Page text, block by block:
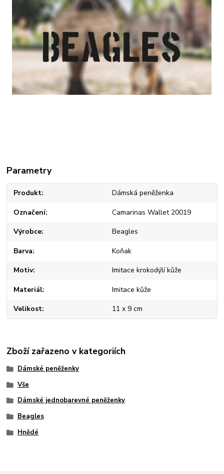
Parametry
Produkt Dámská peněženka
Označení Camarinas Wallet 20019
Výrobce Beagles
Barva Koňak
Motiv Imitace krokodýlí kůže
Materiál Imitace kůže
Velikost 11 x 9 cm
Zboží zařazeno v kategoriích
Dámské peněženky
Vše
Dámské jednobarevné peněženky
Beagles
Hnědé